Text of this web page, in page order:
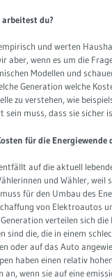
du?
und werten
aber, wenn es um die
Modellen und
Generation welche
zu verstehen, wie
sein muss, dass sie sicher
für die Energiewende
auf die aktuell
und Wähler, weil
für den Umbau des
von Elektroautos
verteilen sich die
sind die, die in einem
oder auf das Auto
haben einen relativ
an, wenn sie auf eine